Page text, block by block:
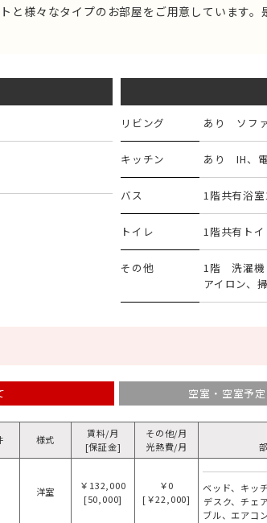
と様々なタイプのお部屋をご用意しています
リビング あり ソフ
キッチン あり IH、
バス 1階共有浴室
トイレ 1階共有トイ
その他
1階 洗濯機
アイロン、
空室・空室予
様式
賃料/月
[保証金]
その他/月
光熱費/月
洋室
￥132,000
[50,000]
￥0
[￥22,000]
ベッド、キッ
デスク、チェ
ブル、エアコ